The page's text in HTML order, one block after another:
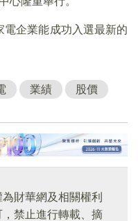
企業能成功入選最新的
業績 股價
財華網及相關權利
禁止進行轉載、摘